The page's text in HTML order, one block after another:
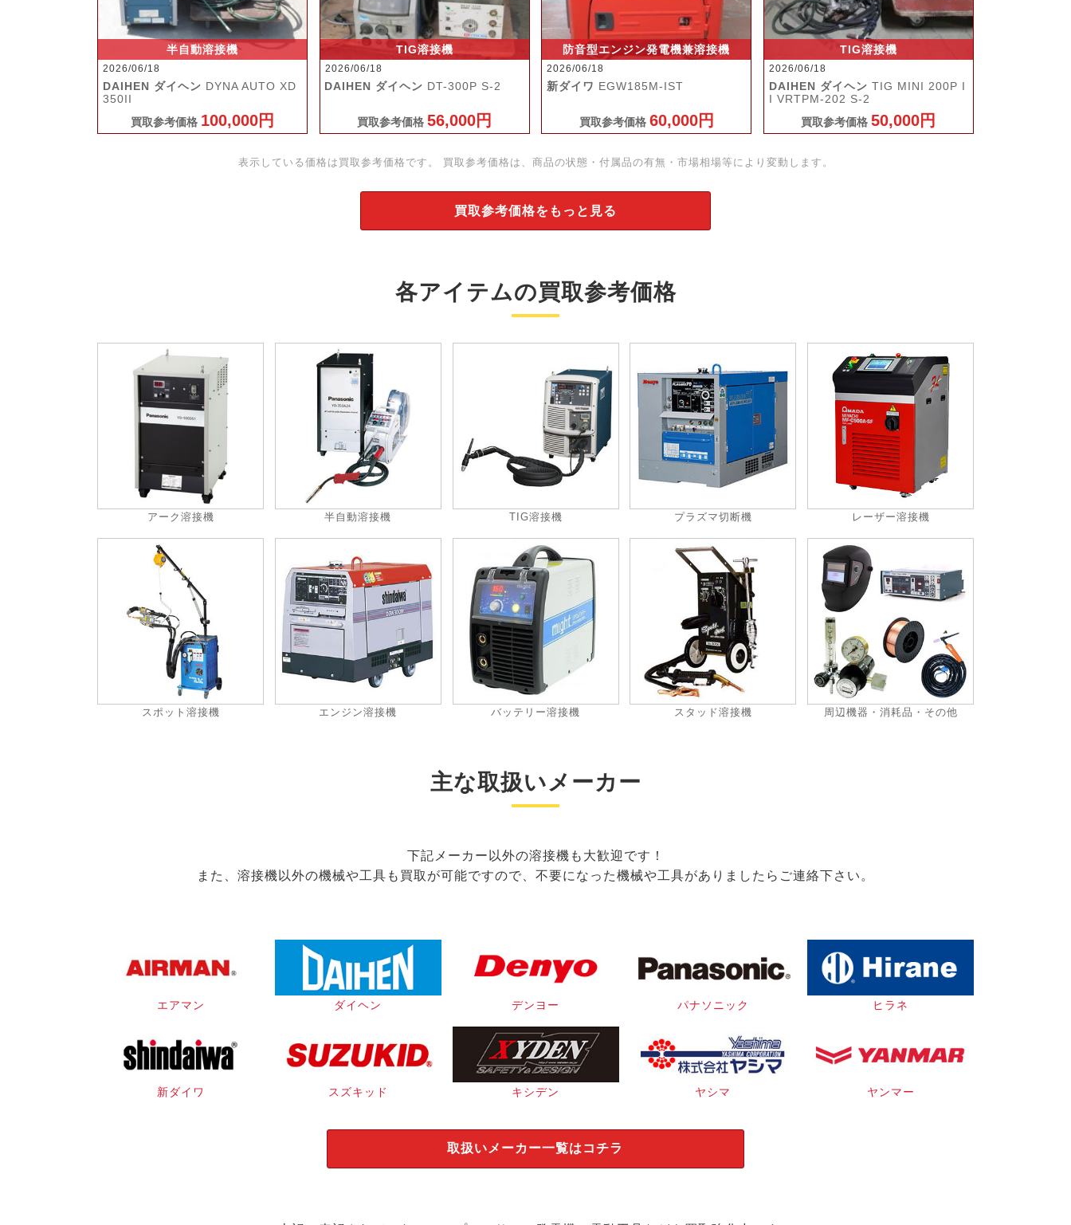
半自動溶接機
2026/06/18
DAIHEN ダイヘン DYNA AUTO XD
350II
買取参考価格 100,000円
TIG溶接機
2026/06/18
DAIHEN ダイヘン DT-300P S-2
買取参考価格56,000円
防音型エンジン発電機兼溶接機
2026/06/18
新ダイワ EGW185M-IST
買取参考価格 60,000円
TIG溶接機
2026/06/18
DAIHEN ダイヘン TIG MINI 200P I
I VRTPM-202 S-2
買取参考価格50,000円
表示している価格は買取参考価格です。 買取参考価格は、商品の状態・付属品の有無・市場相場等により変動します。
買取参考価格をもっと見る
各アイテムの買取参考価格
アーク溶接機 半自動溶接機 TIG溶接機 プラズマ切断機 レーザー溶接機
スポット溶接機 エンジン溶接機 バッテリー溶接機 スタッド溶接機 周辺機器・消耗品・その他
主な取扱いメーカー
下記メーカー以外の溶接機も大歓迎です！
また、溶接機以外の機械や工具も買取が可能ですので、不要になった機械や工具がありましたらご連絡下さい。
エアマン ダイヘン デンヨー パナソニック ヒラネ
新ダイワ スズキッド キシデン ヤシマ ヤンマー
取扱いメーカー一覧はコチラ